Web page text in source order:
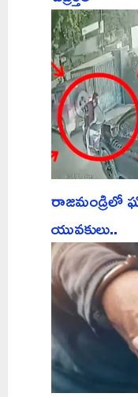
రాజమండ్రిలో
యువకులు..